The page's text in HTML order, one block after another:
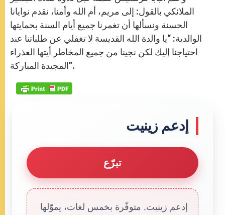
الملائكي بالقول: إلى مريم، أم الله وأمنا، نقدم نوايانا
الحسنة ونسألها أن تغمرنا جميع أيام السنة بحمايتها
الوالدية: “يا والدة الله القديسة لا تغفلي عن طلباتنا عند
احتياجنا إليك لكن نجينا من جميع المخاطر أيتها العذراء
المجيدة المباركة”.
إدعم زينيت
تبرّع
إدعم زينيت. متوفّرة بخمس لغات، يموّلها